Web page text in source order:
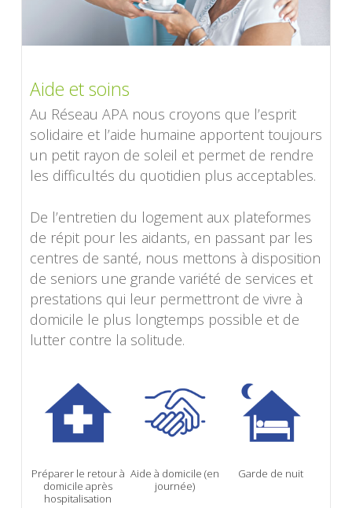
Aide et soins
Au Réseau APA nous croyons que l’esprit
solidaire et l’aide humaine apportent toujours
un petit rayon de soleil et permet de rendre
les difficultés du quotidien plus acceptables.
De l’entretien du logement aux plateformes
de répit pour les aidants, en passant par les
centres de santé, nous mettons à disposition
de seniors une grande variété de services et
prestations qui leur permettront de vivre à
domicile le plus longtemps possible et de
lutter contre la solitude.
Préparer le retour à
domicile après
hospitalisation
Aide à domicile (en
journée)
Garde de nuit